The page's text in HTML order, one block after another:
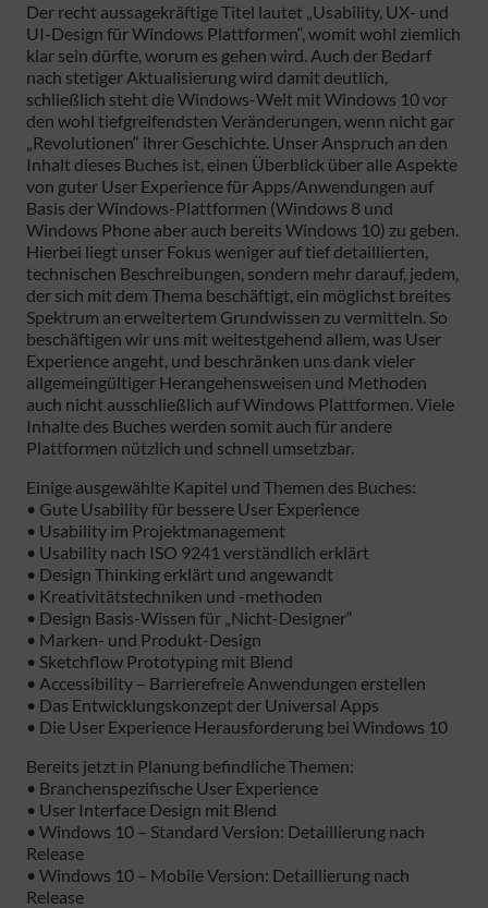
Der recht aussagekräftige Titel lautet „Usability, UX- und
UI-Design für Windows Plattformen“, womit wohl ziemlich
klar sein dürfte, worum es gehen wird. Auch der Bedarf
nach stetiger Aktualisierung wird damit deutlich,
schließlich steht die Windows-Welt mit Windows 10 vor
den wohl tiefgreifendsten Veränderungen, wenn nicht gar
„Revolutionen“ ihrer Geschichte. Unser Anspruch an den
Inhalt dieses Buches ist, einen Überblick über alle Aspekte
von guter User Experience für Apps/Anwendungen auf
Basis der Windows-Plattformen (Windows 8 und
Windows Phone aber auch bereits Windows 10) zu geben.
Hierbei liegt unser Fokus weniger auf tief detaillierten,
technischen Beschreibungen, sondern mehr darauf, jedem,
der sich mit dem Thema beschäftigt, ein möglichst breites
Spektrum an erweitertem Grundwissen zu vermitteln. So
beschäftigen wir uns mit weitestgehend allem, was User
Experience angeht, und beschränken uns dank vieler
allgemeingültiger Herangehensweisen und Methoden
auch nicht ausschließlich auf Windows Plattformen. Viele
Inhalte des Buches werden somit auch für andere
Plattformen nützlich und schnell umsetzbar.
Einige ausgewählte Kapitel und Themen des Buches:
• Gute Usability für bessere User Experience
• Usability im Projektmanagement
• Usability nach ISO 9241 verständlich erklärt
• Design Thinking erklärt und angewandt
• Kreativitätstechniken und -methoden
• Design Basis-Wissen für „Nicht-Designer“
• Marken- und Produkt-Design
• Sketchflow Prototyping mit Blend
• Accessibility – Barrierefreie Anwendungen erstellen
• Das Entwicklungskonzept der Universal Apps
• Die User Experience Herausforderung bei Windows 10
Bereits jetzt in Planung befindliche Themen:
• Branchenspezifische User Experience
• User Interface Design mit Blend
• Windows 10 – Standard Version: Detaillierung nach
Release
• Windows 10 – Mobile Version: Detaillierung nach
Release